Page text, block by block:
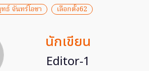
ธ์ จันทร์โอชา เลือกตั้ง62
นักเขียน
Editor-1